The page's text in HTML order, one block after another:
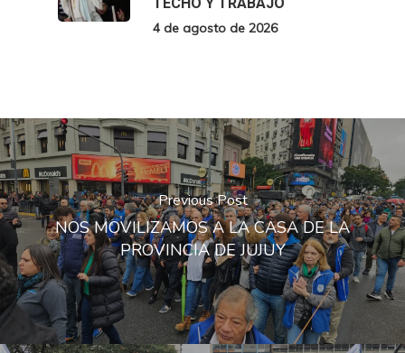
TECHO Y TRABAJO
4 de agosto de 2026
Previous Post
NOS MOVILIZAMOS A LA CASA DE LA
PROVINCIA DE JUJUY